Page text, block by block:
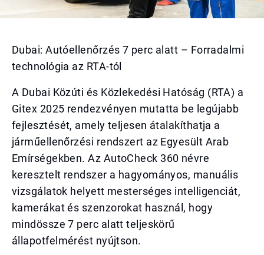
Dubai: Autóellenőrzés 7 perc alatt – Forradalmi
technológia az RTA-tól
A Dubai Közúti és Közlekedési Hatóság (RTA) a
Gitex 2025 rendezvényen mutatta be legújabb
fejlesztését, amely teljesen átalakíthatja a
járműellenőrzési rendszert az Egyesült Arab
Emírségekben. Az AutoCheck 360 névre
keresztelt rendszer a hagyományos, manuális
vizsgálatok helyett mesterséges intelligenciát,
kamerákat és szenzorokat használ, hogy
mindössze 7 perc alatt teljeskörű
állapotfelmérést nyújtson.